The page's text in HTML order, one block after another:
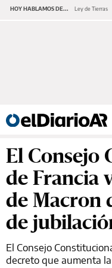
HOY HABLAMOS DE... Ley de Tierras
El Consejo
de Francia
de Macron
de
El Consejo
decreto que aumenta